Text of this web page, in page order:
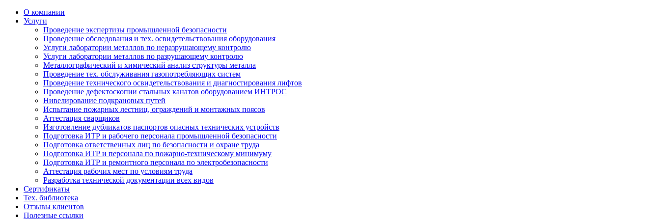
О компании
Услуги
Проведение экспертизы промышленной безопасности
Проведение обследования и тех. освидетельствования оборудования
Услуги лаборатории металлов по неразрушающему контролю
Услуги лаборатории металлов по разрушающему контролю
Металлографический и химический анализ структуры металла
Проведение тех. обслуживания газопотребляющих систем
Проведение технического освидетельствования и диагностирования лифтов
Проведение дефектоскопии стальных канатов оборудованием ИНТРОС
Нивелирование подкрановых путей
Испытание пожарных лестниц, ограждений и монтажных поясов
Аттестация сварщиков
Изготовление дубликатов паспортов опасных технических устройств
Подготовка ИТР и рабочего персонала промышленной безопасности
Подготовка ответственных лиц по безопасности и охране труда
Подготовка ИТР и персонала по пожарно-техническому минимуму
Подготовка ИТР и ремонтного персонала по электробезопасности
Аттестация рабочих мест по условиям труда
Разработка технической документации всех видов
Сертификаты
Тех. библиотека
Отзывы клиентов
Полезные ссылки